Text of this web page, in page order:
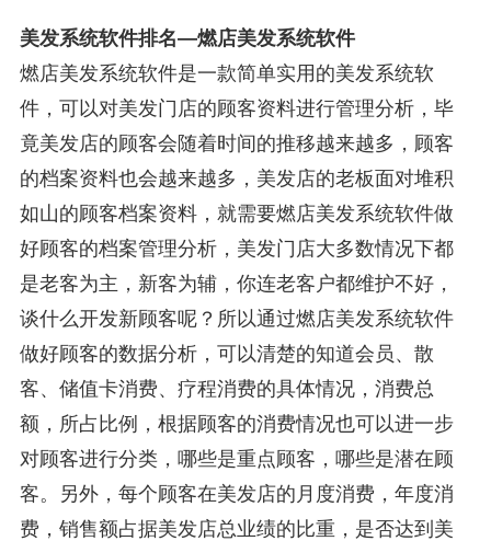
美发系统软件排名—燃店美发系统软件
燃店美发系统软件是一款简单实用的美发系统软
件，可以对美发门店的顾客资料进行管理分析，毕
竟美发店的顾客会随着时间的推移越来越多，顾客
的档案资料也会越来越多，美发店的老板面对堆积
如山的顾客档案资料，就需要燃店美发系统软件做
好顾客的档案管理分析，美发门店大多数情况下都
是老客为主，新客为辅，你连老客户都维护不好，
谈什么开发新顾客呢？所以通过燃店美发系统软件
做好顾客的数据分析，可以清楚的知道会员、散
客、储值卡消费、疗程消费的具体情况，消费总
额，所占比例，根据顾客的消费情况也可以进一步
对顾客进行分类，哪些是重点顾客，哪些是潜在顾
客。另外，每个顾客在美发店的月度消费，年度消
费，销售额占据美发店总业绩的比重，是否达到美